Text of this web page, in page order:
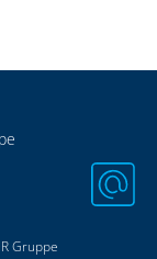
Gruppe